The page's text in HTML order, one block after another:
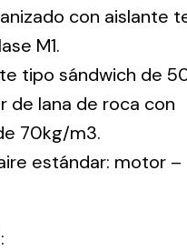
con aislante
M1.
tipo sándwich de
de lana de roca con
70kg/m3.
estándar: motor –